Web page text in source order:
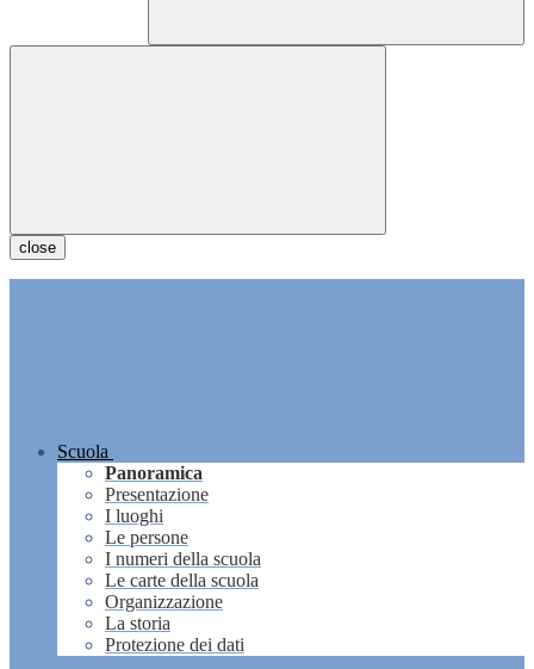
close
Scuola
Panoramica
Presentazione
I luoghi
Le persone
I numeri della scuola
Le carte della scuola
Organizzazione
La storia
Protezione dei dati